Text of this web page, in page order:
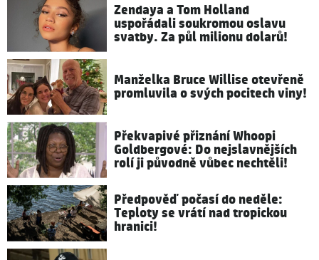
Zendaya a Tom Holland
uspořádali soukromou oslavu
svatby. Za půl milionu dolarů!
Manželka Bruce Willise otevřeně
promluvila o svých pocitech viny!
Překvapivé přiznání Whoopi
Goldbergové: Do nejslavnějších
rolí ji původně vůbec nechtěli!
Předpověď počasí do neděle:
Teploty se vrátí nad tropickou
hranici!